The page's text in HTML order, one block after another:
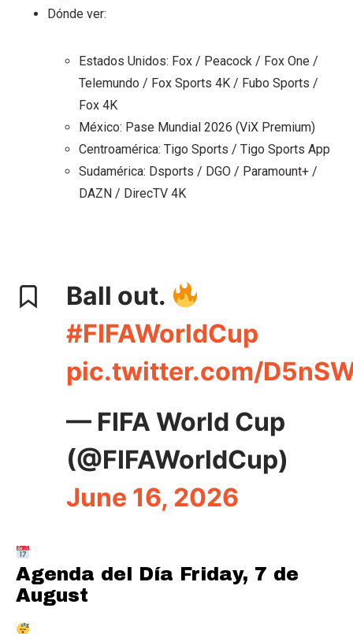
Dónde ver:
Estados Unidos: Fox / Peacock / Fox One /
Telemundo / Fox Sports 4K / Fubo Sports /
Fox 4K
México: Pase Mundial 2026 (ViX Premium)
Centroamérica: Tigo Sports / Tigo Sports App
Sudamérica: Dsports / DGO / Paramount+ /
DAZN / DirecTV 4K
Ball out.
#FIFAWorldCup
pic.twitter.com/
— FIFA World Cup
(@FIFAWorldCup)
June 16, 2026
Agenda del Día Friday, 7 de
August